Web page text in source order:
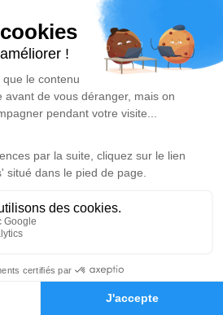
Hommages
d’arbre hommage est
Je rends hommage
dans l'intimité familiale
Je rends hommage
Cérémonie civile